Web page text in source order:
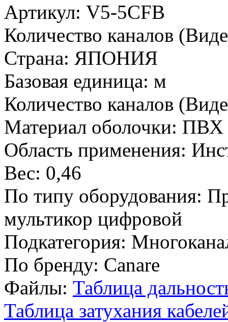
Артикул: V5-5CFB
Количество каналов
Страна: ЯПОНИЯ
Базовая единица: м
Количество каналов
Материал оболочки: ПВХ
Область применения:
Вес: 0,46
По типу оборудования:
мультикор цифровой
Подкатегория:
По бренду: Canare
Файлы: Таблица
Таблица затухания